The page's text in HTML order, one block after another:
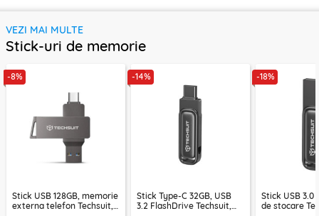
VEZI MAI MULTE
Stick-uri de memorie
-8%
Stick USB 128GB, memorie
externa telefon Techsuit,
-14%
Stick Type-C 32GB, USB
3.2 FlashDrive Techsuit,
-18%
Stick USB 3.0
de stocare